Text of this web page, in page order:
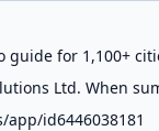
for 1,100+
Ltd. When
id6446038181